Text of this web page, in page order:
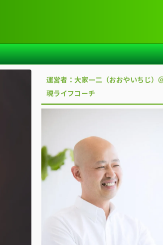
運営者：大家一二（おおやいちじ）
現ライフコーチ